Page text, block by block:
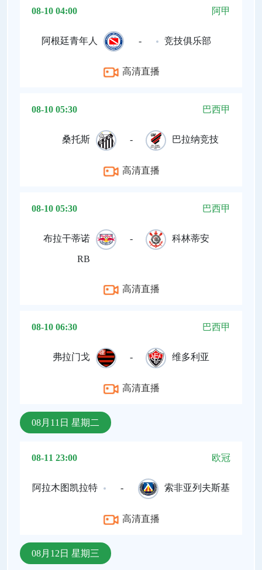
08-10 04:00 阿甲
阿根廷青年人 - 竞技俱乐部
高清直播
08-10 05:30 巴西甲
桑托斯 - 巴拉纳竞技
高清直播
08-10 05:30 巴西甲
布拉干蒂诺
RB
- 科林蒂安
高清直播
08-10 06:30 巴西甲
弗拉门戈 - 维多利亚
高清直播
08月11日 星期二
08-11 23:00 欧冠
阿拉木图凯拉特 - 索非亚列夫斯基
高清直播
08月12日 星期三